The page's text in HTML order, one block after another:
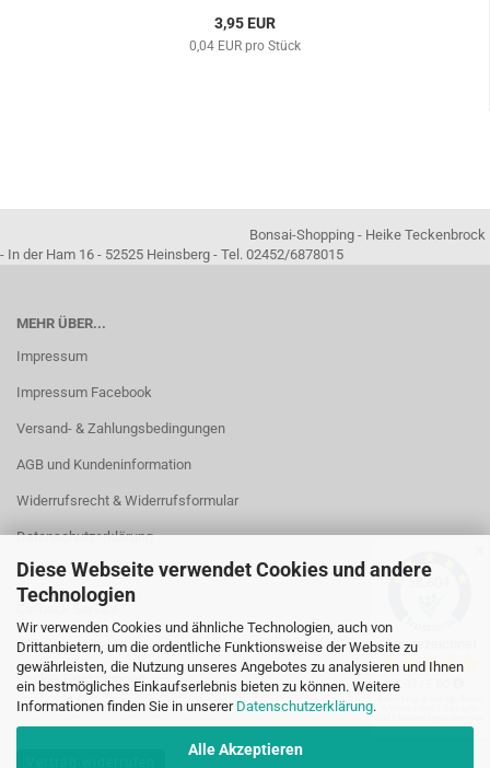
Diese Webseite verwendet Cookies und andere
Technologien
Wir verwenden Cookies und ähnliche Technologien, auch von
Drittanbietern, um die ordentliche Funktionsweise der Website zu
gewährleisten, die Nutzung unseres Angebotes zu analysieren und Ihnen
ein bestmögliches Einkaufserlebnis bieten zu können. Weitere
Informationen finden Sie in unserer Datenschutzerklärung.
Alle Akzeptieren
3,95 EUR
0,04 EUR pro Stück
Bonsai-Shopping - Heike Teckenbrock
- In der Ham 16 - 52525 Heinsberg - Tel. 02452/6878015
MEHR ÜBER...
Impressum
Impressum Facebook
Versand- & Zahlungsbedingungen
AGB und Kundeninformation
Widerrufsrecht & Widerrufsformular
Datenschutzerklärung
Kontakt
Callback Service
Öffnungszeiten
Cookie Einstellungen